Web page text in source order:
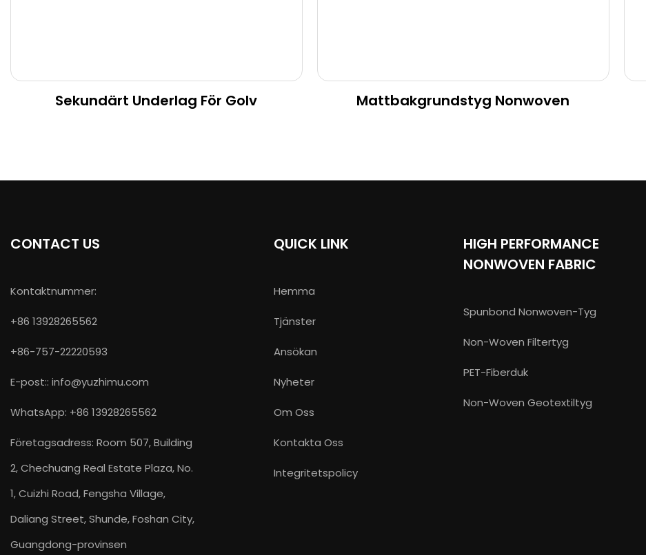
Sekundärt Underlag För Golv Mattbakgrundstyg Nonwoven
CONTACT US
Kontaktnummer:
+86 13928265562
+86-757-22220593
E-post:: info@yuzhimu.com
WhatsApp: +86 13928265562
Företagsadress: Room 507, Building
2, Chechuang Real Estate Plaza, No.
1, Cuizhi Road, Fengsha Village,
Daliang Street, Shunde, Foshan City,
Guangdong-provinsen
QUICK LINK
Hemma
Tjänster
Ansökan
Nyheter
Om Oss
Kontakta Oss
Integritetspolicy
HIGH PERFORMANCE
NONWOVEN FABRIC
Spunbond Nonwoven-Tyg
Non-Woven Filtertyg
PET-Fiberduk
Non-Woven Geotextiltyg